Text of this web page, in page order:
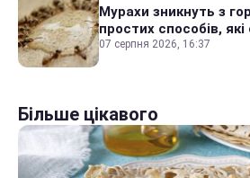
Мурахи зникнуть з
простих способів,
07 серпня 2026, 16:37
Більше цікавого